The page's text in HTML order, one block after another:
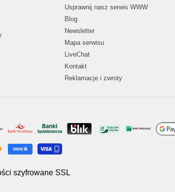
Usprawnij nasz serwis WWW
Blog
Newsletter
Mapa serwisu
LiveChat
Kontakt
Reklamacje i zwroty
szyfrowane SSL